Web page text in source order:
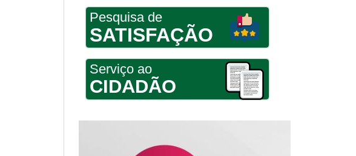
Pesquisa de
SATISFAÇÃO
Serviço ao
CIDADÃO